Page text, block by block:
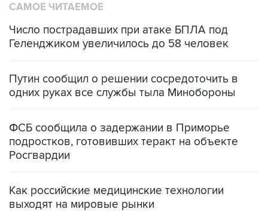
САМОЕ ЧИТАЕМОЕ
Число пострадавших при атаке БПЛА под
Геленджиком увеличилось до 58 человек
Путин сообщил о решении сосредоточить в
одних руках все службы тыла Минобороны
ФСБ сообщила о задержании в Приморье
подростков, готовивших теракт на объекте
Росгвардии
Как российские медицинские технологии
выходят на мировые рынки